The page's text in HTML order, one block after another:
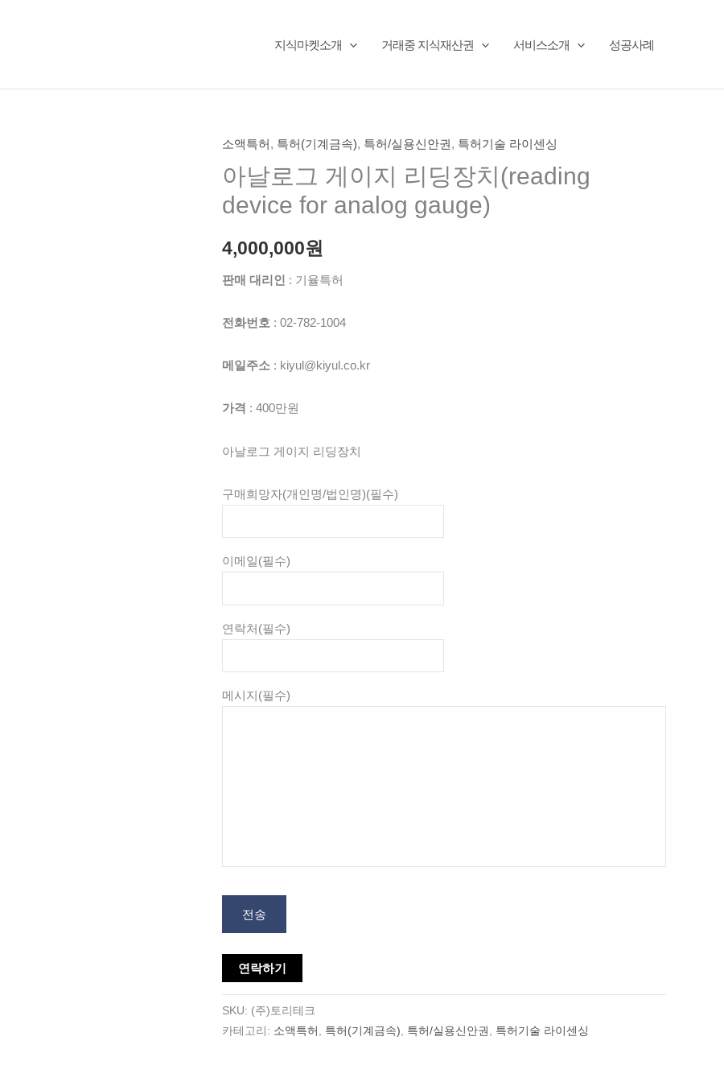
지식마켓소개 거래중 지식재산권 서비스소개 성공사례
소액특허, 특허(기계금속), 특허/실용신안권, 특허기술 라이센싱
아날로그 게이지 리딩장치(reading
device for analog gauge)
4,000,000원
판매 대리인 : 기율특허
전화번호 : 02-782-1004
메일주소 : kiyul@kiyul.co.kr
가격 : 400만원
아날로그 게이지 리딩장치
구매희망자(개인명/법인명)(필수)
이메일(필수)
연락처(필수)
메시지(필수)
전송
연락하기
SKU: (주)토리테크
카테고리: 소액특허 특허(기계금속) 특허/실용신안권 특허기술 라이센싱